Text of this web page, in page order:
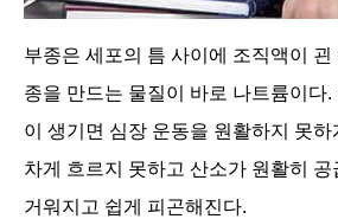
부종은 세포의 틈 사이에 조직액이
종을 만드는 물질이 바로 나트륨이다
이 생기면 심장 운동을 원활하지 못하
차게 흐르지 못하고 산소가 원활히
거워지고 쉽게 피곤해진다.